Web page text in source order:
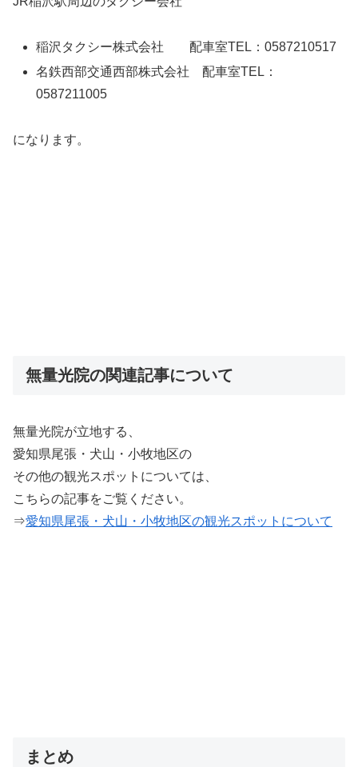
稲沢タクシー株式会社 配車室TEL：0587210517
名鉄西部交通西部株式会社 配車室TEL：
0587211005
になります。
無量光院の関連記事について
無量光院が立地する、
愛知県尾張・犬山・小牧地区の
その他の観光スポットについては、
こちらの記事をご覧ください。
⇒愛知県尾張・犬山・小牧地区の観光スポットについて
まとめ